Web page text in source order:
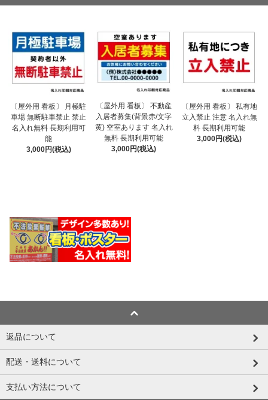
〔屋外用 看板〕 月極駐
車場 無断駐車禁止 禁止
名入れ無料 長期利用可
能
3,000円(税込)
〔屋外用 看板〕 不動産
入居者募集(背景赤/文字
黄) 空室あります 名入れ
無料 長期利用可能
3,000円(税込)
〔屋外用 看板〕 私有地
立入禁止 注意 名入れ無
料 長期利用可能
3,000円(税込)
返品について
配送・送料について
支払い方法について